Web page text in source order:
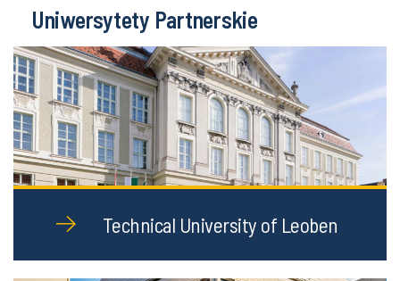
Uniwersytety Partnerskie
Technical University of Leoben